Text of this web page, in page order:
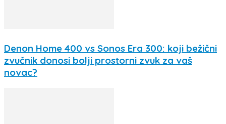
Denon Home 400 vs Sonos Era 300: koji bežični
zvučnik donosi bolji prostorni zvuk za vaš
novac?